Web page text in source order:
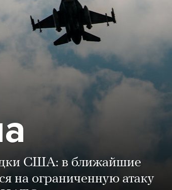
США: в ближайшие
на ограниченную атаку